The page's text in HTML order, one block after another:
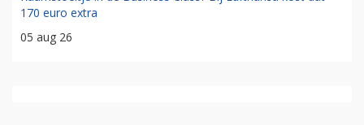
170 euro extra
05 aug 26